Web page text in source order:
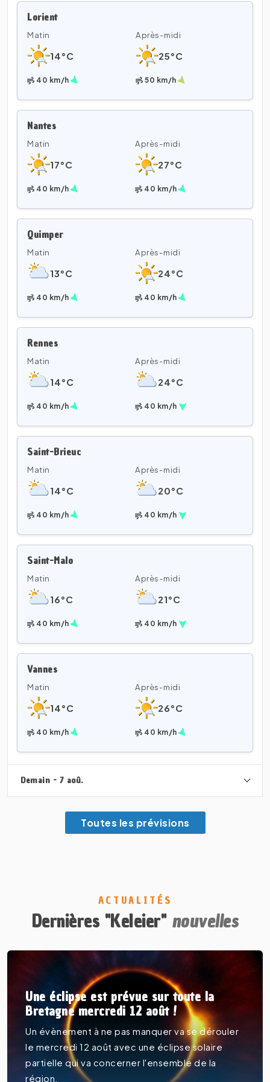
Lorient
Matin
14°C
40 km/h
Après-midi
25°C
50 km/h
Nantes
Matin
17°C
40 km/h
Après-midi
27°C
40 km/h
Quimper
Matin
13°C
40 km/h
Après-midi
24°C
40 km/h
Rennes
Matin
14°C
40 km/h
Après-midi
24°C
40 km/h
Saint-Brieuc
Matin
14°C
40 km/h
Après-midi
20°C
40 km/h
Saint-Malo
Matin
16°C
40 km/h
Après-midi
21°C
40 km/h
Vannes
Matin
14°C
40 km/h
Après-midi
26°C
40 km/h
Demain - 7 aoû.
Toutes les prévisions
ACTUALITÉS
Dernières "Keleier" nouvelles
Une éclipse est prévue sur toute la
Bretagne mercredi 12 août !
Un évènement à ne pas manquer va se dérouler
le mercredi 12 août avec une éclipse solaire
partielle qui va concerner l'ensemble de la
région.